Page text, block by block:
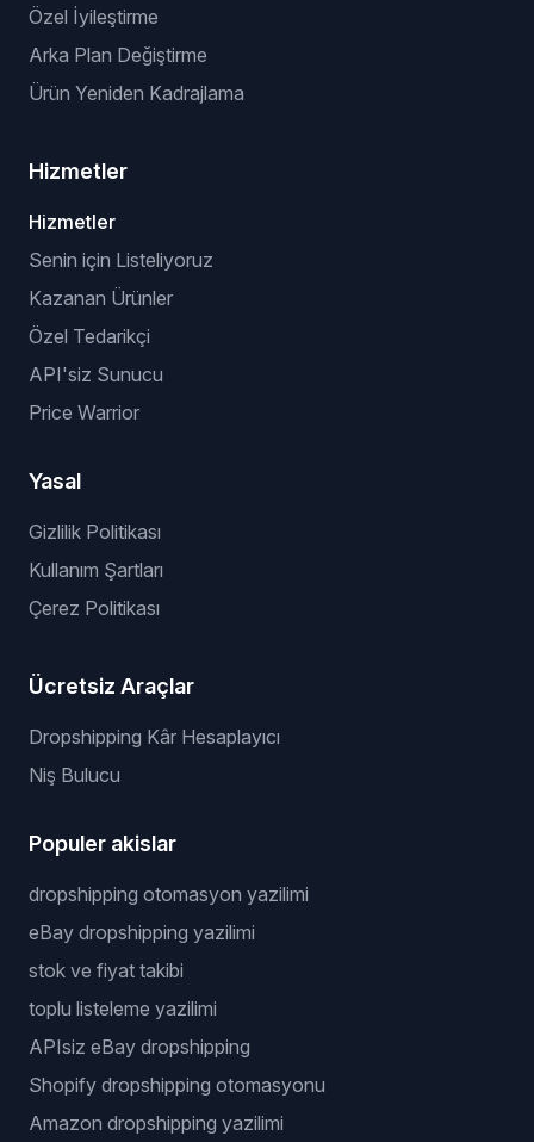
Özel İyileştirme
Arka Plan Değiştirme
Ürün Yeniden Kadrajlama
Hizmetler
Hizmetler
Senin için Listeliyoruz
Kazanan Ürünler
Özel Tedarikçi
API'siz Sunucu
Price Warrior
Yasal
Gizlilik Politikası
Kullanım Şartları
Çerez Politikası
Ücretsiz Araçlar
Dropshipping Kâr Hesaplayıcı
Niş Bulucu
Populer akislar
dropshipping otomasyon yazilimi
eBay dropshipping yazilimi
stok ve fiyat takibi
toplu listeleme yazilimi
APIsiz eBay dropshipping
Shopify dropshipping otomasyonu
Amazon dropshipping yazilimi